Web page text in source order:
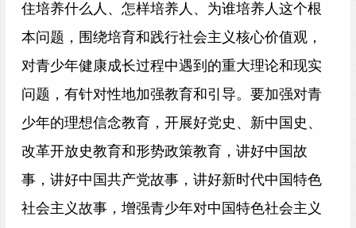
住培养什么人、怎样培养人、为谁培养人这个根
本问题，围绕培育和践行社会主义核心价值观，
对青少年健康成长过程中遇到的重大理论和现实
问题，有针对性地加强教育和引导。要加强对青
少年的理想信念教育，开展好党史、新中国史、
改革开放史教育和形势政策教育，讲好中国故
事，讲好中国共产党故事，讲好新时代中国特色
社会主义故事，增强青少年对中国特色社会主义